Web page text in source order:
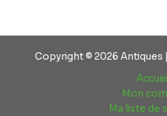
Copyright © 2026 Antiques
Mon
Ma liste de